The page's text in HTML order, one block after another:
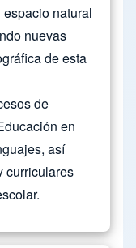
natural
nuevas
de esta
de
en
así
curriculares